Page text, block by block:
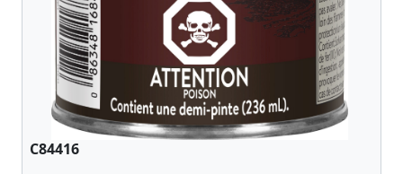
C84416